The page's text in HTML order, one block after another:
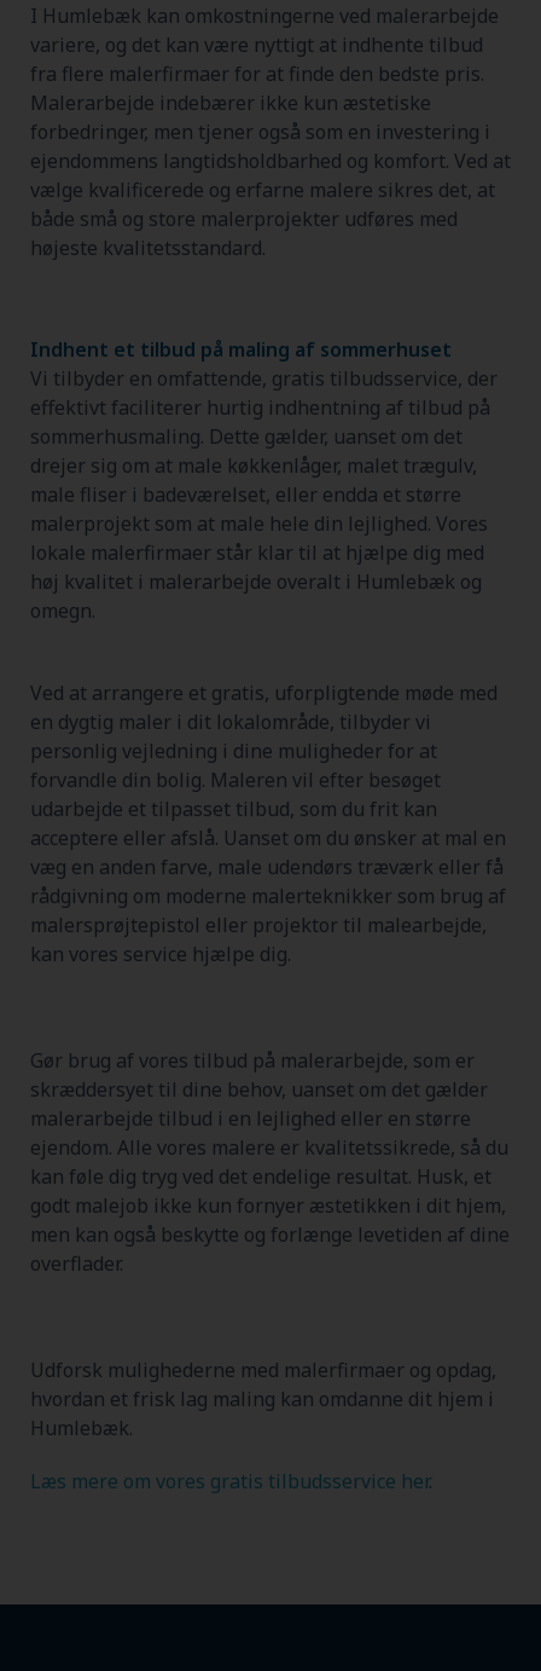
I Humlebæk kan omkostningerne ved malerarbejde
variere, og det kan være nyttigt at indhente tilbud
fra flere malerfirmaer for at finde den bedste pris.
Malerarbejde indebærer ikke kun æstetiske
forbedringer, men tjener også som en investering i
ejendommens langtidsholdbarhed og komfort. Ved at
vælge kvalificerede og erfarne malere sikres det, at
både små og store malerprojekter udføres med
højeste kvalitetsstandard.
Indhent et tilbud på maling af sommerhuset
Vi tilbyder en omfattende, gratis tilbudsservice, der
effektivt faciliterer hurtig indhentning af tilbud på
sommerhusmaling. Dette gælder, uanset om det
drejer sig om at male køkkenlåger, malet trægulv,
male fliser i badeværelset, eller endda et større
malerprojekt som at male hele din lejlighed. Vores
lokale malerfirmaer står klar til at hjælpe dig med
høj kvalitet i malerarbejde overalt i Humlebæk og
omegn.
Ved at arrangere et gratis, uforpligtende møde med
en dygtig maler i dit lokalområde, tilbyder vi
personlig vejledning i dine muligheder for at
forvandle din bolig. Maleren vil efter besøget
udarbejde et tilpasset tilbud, som du frit kan
acceptere eller afslå. Uanset om du ønsker at mal en
væg en anden farve, male udendørs træværk eller få
rådgivning om moderne malerteknikker som brug af
malersprøjtepistol eller projektor til malearbejde,
kan vores service hjælpe dig.
Gør brug af vores tilbud på malerarbejde, som er
skræddersyet til dine behov, uanset om det gælder
malerarbejde tilbud i en lejlighed eller en større
ejendom. Alle vores malere er kvalitetssikrede, så du
kan føle dig tryg ved det endelige resultat. Husk, et
godt malejob ikke kun fornyer æstetikken i dit hjem,
men kan også beskytte og forlænge levetiden af dine
overflader.
Udforsk mulighederne med malerfirmaer og opdag,
hvordan et frisk lag maling kan omdanne dit hjem i
Humlebæk.
Læs mere om vores gratis tilbudsservice her.